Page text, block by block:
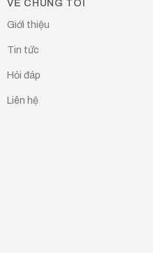
VỀ CHÚNG TÔI
Giới thiệu
Tin tức
Hỏi đáp
Liên hệ